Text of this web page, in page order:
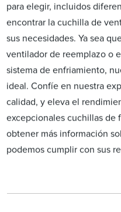
para elegir, incluidos
encontrar la cuchilla de
sus necesidades. Ya sea
ventilador de reemplazo o
sistema de enfriamiento,
ideal. Confíe en nuestra
calidad, y eleva el
excepcionales cuchillas de
obtener más información
podemos cumplir con sus